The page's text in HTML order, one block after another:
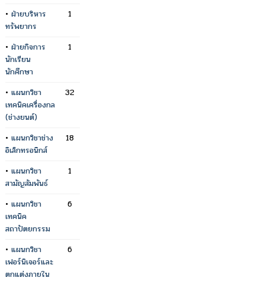
• ฝ่ายบริหาร
ทรัพยากร
1
• ฝ่ายกิจการ
นักเรียน
นักศึกษา
1
• แผนกวิชา
เทคนิคเครื่องกล
(ช่างยนต์)
32
• แผนกวิชาช่าง
อิเล็กทรอนิกส์
18
• แผนกวิชา
สามัญสัมพันธ์
1
• แผนกวิชา
เทคนิค
สถาปัตยกรรม
6
• แผนกวิชา
เฟอร์นิเจอร์และ
ตกแต่งภายใน
6